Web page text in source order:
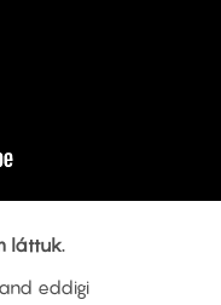
láttuk.
eddigi